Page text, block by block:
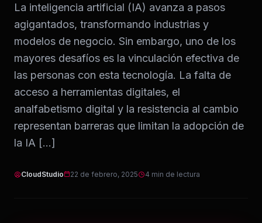
Mantenimiento
Infraestructura
Análisis de Datos
Ver todos los servicios
La inteligencia artificial (IA) avanza a pasos
agigantados, transformando industrias y
modelos de negocio. Sin embargo, uno de los
mayores desafíos es la vinculación efectiva de
las personas con esta tecnología. La falta de
acceso a herramientas digitales, el
analfabetismo digital y la resistencia al cambio
representan barreras que limitan la adopción de
la IA […]
CloudStudio 22 de febrero, 2025 4 min de lectura